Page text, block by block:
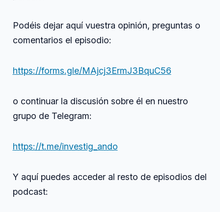
Podéis dejar aquí vuestra opinión, preguntas o
comentarios el episodio:
https://forms.gle/MAjcj3ErmJ3BquC56
o continuar la discusión sobre él en nuestro
grupo de Telegram:
https://t.me/investig_ando
Y aquí puedes acceder al resto de episodios del
podcast: